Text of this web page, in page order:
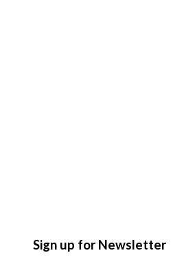
Sign up for Newsletter